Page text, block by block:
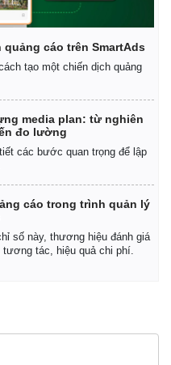
E-Magazine
Infographic
cáo trên SmartAds
tạo một chiến dịch quảng
media plan: từ nghiên
đo lường
các bước quan trọng để lập
cáo trong trình quản lý
số này, thương hiệu đánh giá
tác, hiệu quả chi phí.